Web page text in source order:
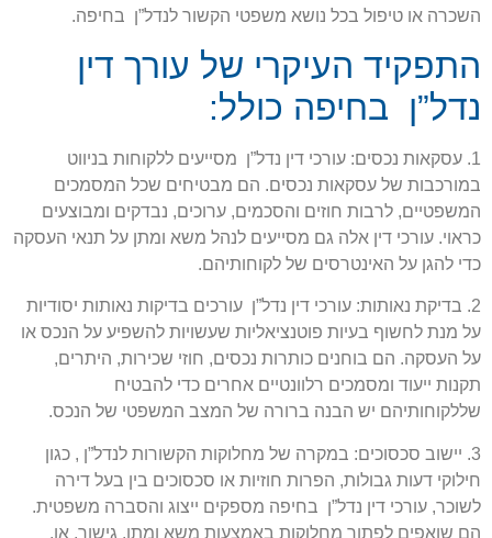
השכרה או טיפול בכל נושא משפטי הקשור לנדל”ן בחיפה.
התפקיד העיקרי של עורך דין
נדל”ן בחיפה כולל:
1. עסקאות נכסים: עורכי דין נדל”ן מסייעים ללקוחות בניווט
במורכבות של עסקאות נכסים. הם מבטיחים שכל המסמכים
המשפטיים, לרבות חוזים והסכמים, ערוכים, נבדקים ומבוצעים
כראוי. עורכי דין אלה גם מסייעים לנהל משא ומתן על תנאי העסקה
כדי להגן על האינטרסים של לקוחותיהם.
2. בדיקת נאותות: עורכי דין נדל”ן עורכים בדיקות נאותות יסודיות
על מנת לחשוף בעיות פוטנציאליות שעשויות להשפיע על הנכס או
על העסקה. הם בוחנים כותרות נכסים, חוזי שכירות, היתרים,
תקנות ייעוד ומסמכים רלוונטיים אחרים כדי להבטיח
שללקוחותיהם יש הבנה ברורה של המצב המשפטי של הנכס.
3. יישוב סכסוכים: במקרה של מחלוקות הקשורות לנדל”ן , כגון
חילוקי דעות גבולות, הפרות חוזיות או סכסוכים בין בעל דירה
לשוכר, עורכי דין נדל”ן בחיפה מספקים ייצוג והסברה משפטית.
הם שואפים לפתור מחלוקות באמצעות משא ומתן, גישור, או,